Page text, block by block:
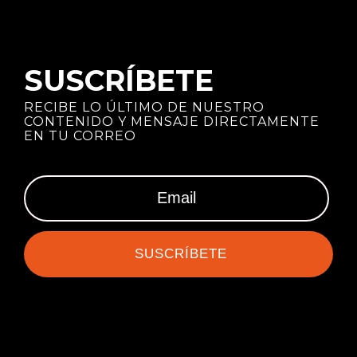
SUSCRÍBETE
RECIBE LO ÚLTIMO DE NUESTRO
CONTENIDO Y MENSAJE DIRECTAMENTE
EN TU CORREO
SUSCRÍBETE